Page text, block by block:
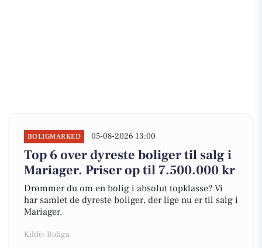
BOLIGMARKED 05-08-2026 13:00
Top 6 over dyreste boliger til salg i
Mariager. Priser op til 7.500.000 kr
Drømmer du om en bolig i absolut topklasse? Vi
har samlet de dyreste boliger, der lige nu er til salg i
Mariager.
Kilde: Boliga